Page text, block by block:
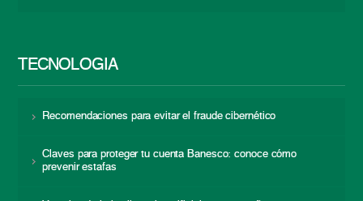
TECNOLOGÍA
Recomendaciones para evitar el fraude cibernético
Claves para proteger tu cuenta Banesco: conoce cómo
prevenir estafas